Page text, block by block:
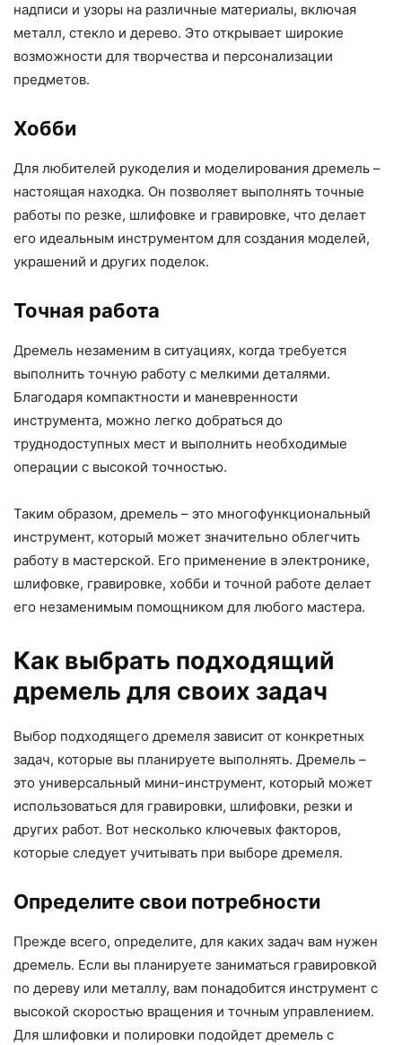
надписи и узоры на различные материалы, включая
металл, стекло и дерево. Это открывает широкие
возможности для творчества и персонализации
предметов.
Хобби
Для любителей рукоделия и моделирования дремель –
настоящая находка. Он позволяет выполнять точные
работы по резке, шлифовке и гравировке, что делает
его идеальным инструментом для создания моделей,
украшений и других поделок.
Точная работа
Дремель незаменим в ситуациях, когда требуется
выполнить точную работу с мелкими деталями.
Благодаря компактности и маневренности
инструмента, можно легко добраться до
труднодоступных мест и выполнить необходимые
операции с высокой точностью.
Таким образом, дремель – это многофункциональный
инструмент, который может значительно облегчить
работу в мастерской. Его применение в электронике,
шлифовке, гравировке, хобби и точной работе делает
его незаменимым помощником для любого мастера.
Как выбрать подходящий
дремель для своих задач
Выбор подходящего дремеля зависит от конкретных
задач, которые вы планируете выполнять. Дремель –
это универсальный мини-инструмент, который может
использоваться для гравировки, шлифовки, резки и
других работ. Вот несколько ключевых факторов,
которые следует учитывать при выборе дремеля.
Определите свои потребности
Прежде всего, определите, для каких задач вам нужен
дремель. Если вы планируете заниматься гравировкой
по дереву или металлу, вам понадобится инструмент с
высокой скоростью вращения и точным управлением.
Для шлифовки и полировки подойдет дремель с